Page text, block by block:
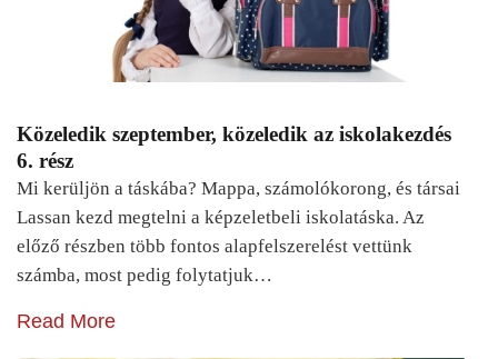
Közeledik szeptember, közeledik az iskolakezdés
6. rész
Mi kerüljön a táskába? Mappa, számolókorong, és társai
Lassan kezd megtelni a képzeletbeli iskolatáska. Az
előző részben több fontos alapfelszerelést vettünk
számba, most pedig folytatjuk…
Read More